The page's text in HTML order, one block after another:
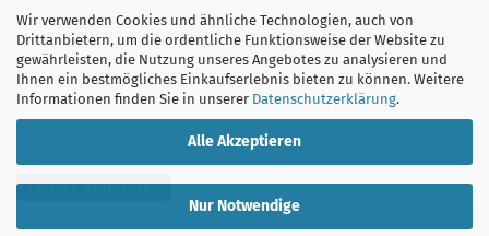
Wir verwenden Cookies und ähnliche Technologien, auch von
Drittanbietern, um die ordentliche Funktionsweise der Website zu
gewährleisten, die Nutzung unseres Angebotes zu analysieren und
Ihnen ein bestmögliches Einkaufserlebnis bieten zu können. Weitere
Informationen finden Sie in unserer Datenschutzerklärung.
Alle Akzeptieren
Nur Notwendige
Die Beschreibungen, Zeichnungen und Angaben zur
Verwendung sind sorgfältig überprüft worden.
Vertrag widerrufen